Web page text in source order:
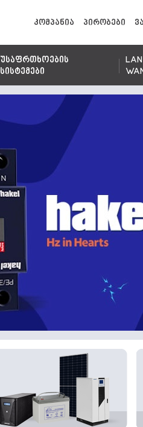
კომპანია პირობები
უსაფრთხოების
სისტემები